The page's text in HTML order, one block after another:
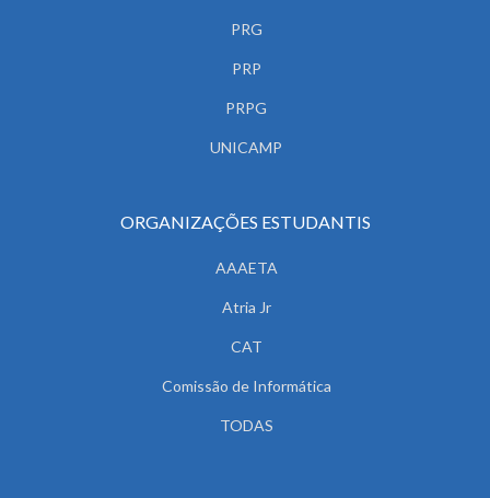
PRG
PRP
PRPG
UNICAMP
ORGANIZAÇÕES ESTUDANTIS
AAAETA
Atria Jr
CAT
Comissão de Informática
TODAS